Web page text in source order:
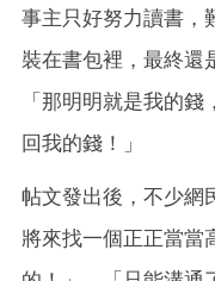
事主只好努力讀書，
裝在書包裡，最終還
「那明明就是我的
回我的錢！」
帖文發出後，不少網
將來找一個正正當當